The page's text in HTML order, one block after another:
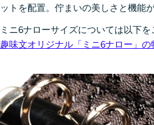
ットを配置。佇まいの美しさと機能
ミニ6ナローサイズについては以下を
趣味文オリジナル「ミニ6ナロー」の